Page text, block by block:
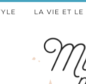
LA VIE ET LE